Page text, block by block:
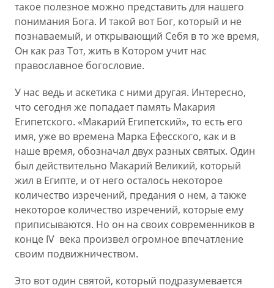
такое полезное можно представить для нашего
понимания Бога. И такой вот Бог, который и не
познаваемый, и открывающий Себя в то же время,
Он как раз Тот, жить в Котором учит нас
православное богословие.
У нас ведь и аскетика с ними другая. Интересно,
что сегодня же попадает память Макария
Египетского. «Макарий Египетский», то есть его
имя, уже во времена Марка Ефесского, как и в
наше время, обозначал двух разных святых. Один
был действительно Макарий Великий, который
жил в Египте, и от него осталось некоторое
количество изречений, предания о нем, а также
некоторое количество изречений, которые ему
приписываются. Но он на своих современников в
конце IV века произвел огромное впечатление
своим подвижничеством.
Это вот один святой, который подразумевается